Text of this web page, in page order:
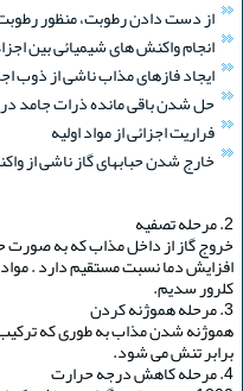
از دست دادن رطوبت، منظور
انجام واکنش های شیمیائی بین
ایجاد فازهای مذاب ناشی از ذوب
حل شدن باقی مانده ذرات جامد
فراریت اجزائی از مواد اولیه
خارج شدن حبابهای گاز ناشی از
2. مرحله تصفیه
خروج گاز از داخل مذاب که به صورت
افزایش دما نسبت مستقیم دارد .
کلرور سدیم.
3. مرحله هموژنه کردن
هموژنه شدن مذاب به طوری که
برابر تنش می شود.
4. مرحله کاهش درجه حرارت